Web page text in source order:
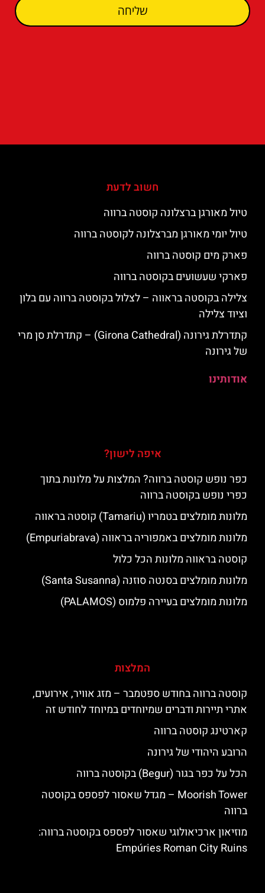
שליחה
חשוב לדעת
טיול מאורגן ברצלונה קוסטה ברווה
טיול יומי מאורגן מברצלונה לקוסטה ברווה
פארק מים קוסטה ברווה
פארקי שעשועים בקוסטה ברווה
צלילה בקוסטה בראווה – לצלול בקוסטה ברווה עם בלון
וציוד צלילה
קתדרלת גירונה (Girona Cathedral) – קתדרלת סן מרי
של גירונה
אודותינו
איפה לישון?
כפר נופש קוסטה ברווה? המלצות על מלונות בתוך
כפרי נופש בקוסטה ברווה
מלונות מומלצים בטמריו (Tamariu) קוסטה בראווה
מלונות מומלצים באמפוריה בראווה (Empuriabrava)
קוסטה בראווה מלונות הכל כלול
מלונות מומלצים בסנטה סוזנה (Santa Susanna)
מלונות מומלצים בעיירה פלמוס (PALAMOS)
המלצות
קוסטה ברווה בחודש ספטמבר – מזג אוויר, אירועים,
אתרי תיירות ודברים שמיוחדים במיוחד לחודש זה
קארטינג קוסטה ברווה
הרובע היהודי של גירונה
הכל על כפר בגור (Begur) בקוסטה ברווה
‪‪Moorish Tower‬‬ – מגדל שאסור לפספס בקוסטה
ברווה
מוזיאון ארכיאולוגי שאסור לפספס בקוסטה ברווה:
Empúries Roman City Ruins